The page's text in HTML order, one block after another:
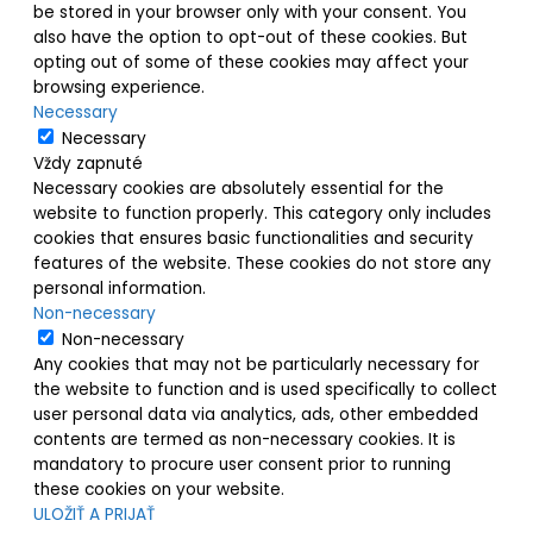
be stored in your browser only with your consent. You
also have the option to opt-out of these cookies. But
opting out of some of these cookies may affect your
browsing experience.
Necessary
Necessary
Vždy zapnuté
Necessary cookies are absolutely essential for the
website to function properly. This category only includes
cookies that ensures basic functionalities and security
features of the website. These cookies do not store any
personal information.
Non-necessary
Non-necessary
Any cookies that may not be particularly necessary for
the website to function and is used specifically to collect
user personal data via analytics, ads, other embedded
contents are termed as non-necessary cookies. It is
mandatory to procure user consent prior to running
these cookies on your website.
ULOŽIŤ A PRIJAŤ